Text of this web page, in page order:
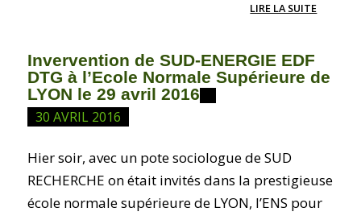
LIRE LA SUITE
Invervention de SUD-ENERGIE EDF
DTG à l’Ecole Normale Supérieure de
LYON le 29 avril 2016
30 AVRIL 2016
Hier soir, avec un pote sociologue de SUD
RECHERCHE on était invités dans la prestigieuse
école normale supérieure de LYON, l’ENS pour